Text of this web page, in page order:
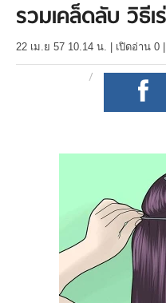
รวมเคล็ดลับ วิธีเ
22 เม.ย 57 10.14 น. เปิดอ่าน 0